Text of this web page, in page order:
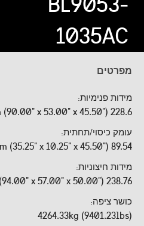
1035AC
מפרטים
מידות פנימיות:
228.6 x 134.62 x 115.57cm (90.00" x 53.00" x 45.50")
עומק כיסוי/תחתית:
89.54 x 26.04 x 115.57cm (35.25" x 10.25" x 45.50")
מידות חיצוניות:
238.76 x 144.78 x 127cm (94.00" x 57.00" x 50.00")
כושר ציפה:
4264.33kg (9401.23lbs)